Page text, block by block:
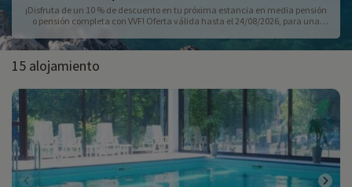
¡Disfruta de un 10 % de descuento en tu próxima estancia en media pensión
o pensión completa con VVF! Oferta válida hasta el 24/08/2026, para una
15 alojamiento